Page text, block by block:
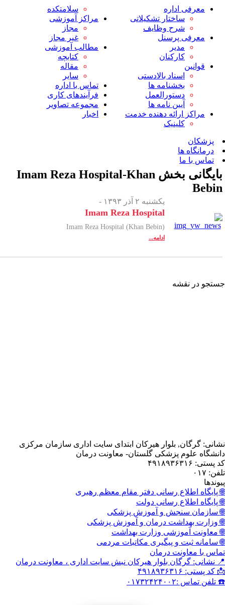
تشکیلاتی
وظایف
بالادستی
ها
نامه ها
دهنده خدمت
مراکز آموزشی
مطالب آموزشی
تماس با اداره
فرآیندهای کاری
مجموعه تصاویر
اخبار
بخشImam Reza Hospital-Khan
Imam Reza Hospital
Imam Reza Hospital (Khan Bebin)
بلوار هیرکان ابتدای سایت اداری سازمان مرکزی
پزشکی گلستان- معاونت درمان
رسانی دفتر مقام معظم رهبری
رسانی دولت
و آموزش پزشکی
درمان و آموزش پزشکی
وزارت بهداشت
و پیگیری مکاتبات مردمی
درمان
بلوار هیرکان نبش سایت اداری ، معاونت درمان